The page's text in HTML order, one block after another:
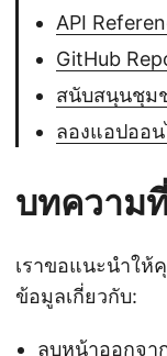
API
GitHub
สนับสนุนชุม
ลองแอปออ
บทความ
เราขอแนะนำให้
ข้อมูลเกี่ยวกับ:
ลบหน้าออกจา